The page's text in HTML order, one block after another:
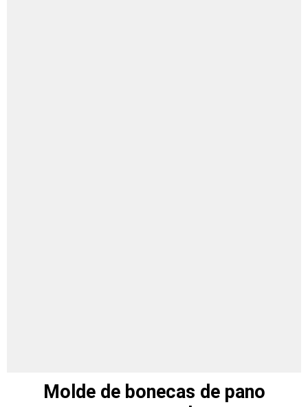
Molde de bonecas de pano